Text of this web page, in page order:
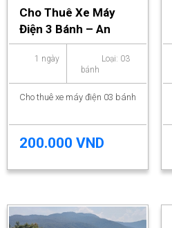
Cho Thuê Xe Máy
Điện 3 Bánh – An
Toàn Cho Người Già
& Người Khuyết Tật
1 ngày
Loại: 03
bánh
Cho thuê xe máy điện 03 bánh
200.000 VND